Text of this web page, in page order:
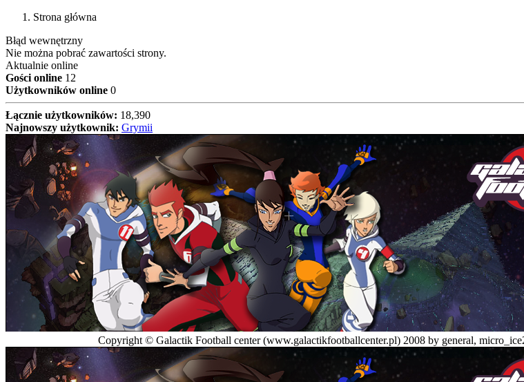
Strona główna
Błąd wewnętrzny
Nie można pobrać zawartości strony.
Aktualnie online
Gości online 12
Użytkowników online 0
Łącznie użytkowników: 18,390
Najnowszy użytkownik: Grymii
Copyright © Galactik Football center (www.galactikfootballcenter.pl) 2008 by general,